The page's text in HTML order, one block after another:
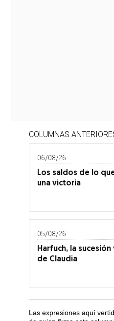
COLUMNAS
06/08/26
Los saldos de lo
una victoria
05/08/26
Harfuch, la
de Claudia
Las expresiones aquí